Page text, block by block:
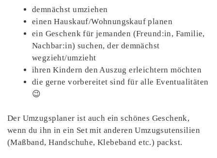
demnächst umziehen
einen Hauskauf/Wohnungskauf planen
ein Geschenk für jemanden (Freund:in, Familie,
Nachbar:in) suchen, der demnächst
wegzieht/umzieht
ihren Kindern den Auszug erleichtern möchten
die gerne vorbereitet sind für alle Eventualitäten
😉
Der Umzugsplaner ist auch ein schönes Geschenk,
wenn du ihn in ein Set mit anderen Umzugsutensilien
(Maßband, Handschuhe, Klebeband etc.) packst.